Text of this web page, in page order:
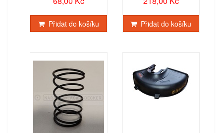
Přidat do košíku Přidat do košíku